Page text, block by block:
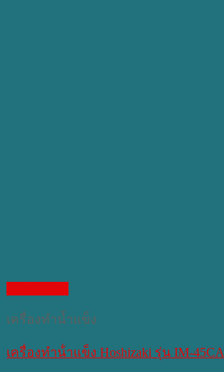
เครื่องทำน้ำแข็ง
เครื่องทําน้ําแข็ง Hoshizaki รุ่น IM-45CA